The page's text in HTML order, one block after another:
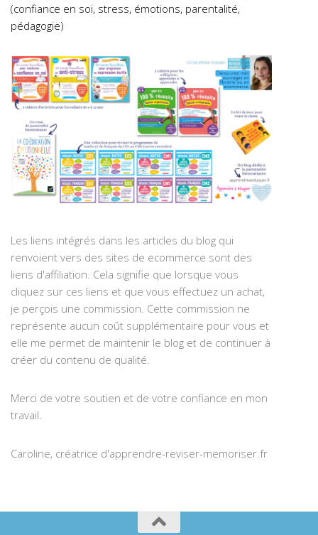
(confiance en soi, stress, émotions, parentalité,
pédagogie)
Les liens intégrés dans les articles du blog qui
renvoient vers des sites de ecommerce sont des
liens d'affiliation. Cela signifie que lorsque vous
cliquez sur ces liens et que vous effectuez un achat,
je perçois une commission. Cette commission ne
représente aucun coût supplémentaire pour vous et
elle me permet de maintenir le blog et de continuer à
créer du contenu de qualité.
Merci de votre soutien et de votre confiance en mon
travail.
Caroline, créatrice d'apprendre-reviser-memoriser.fr